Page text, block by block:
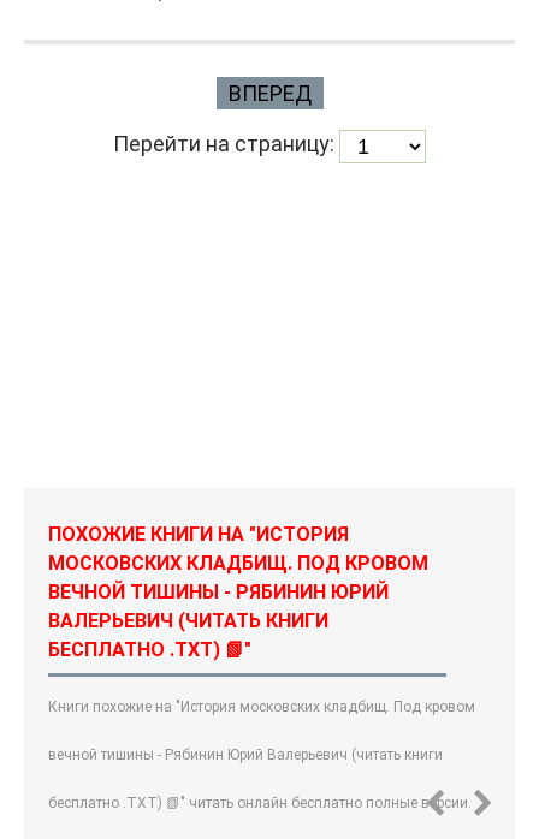
ВПЕРЕД
Перейти на страницу:
ПОХОЖИЕ КНИГИ НА "ИСТОРИЯ
МОСКОВСКИХ КЛАДБИЩ. ПОД КРОВОМ
ВЕЧНОЙ ТИШИНЫ - РЯБИНИН ЮРИЙ
ВАЛЕРЬЕВИЧ (ЧИТАТЬ КНИГИ
БЕСПЛАТНО .TXT) 📗"
Книги похожие на "История московских кладбищ. Под кровом
вечной тишины - Рябинин Юрий Валерьевич (читать книги
бесплатно .TXT) 📗" читать онлайн бесплатно полные версии.